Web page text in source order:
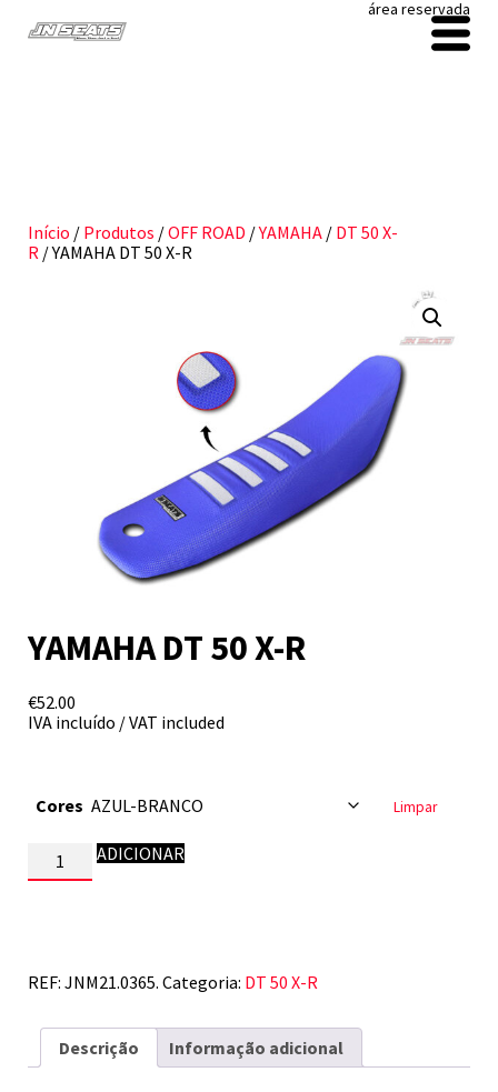
área reservada
Início / Produtos /OFF ROAD /YAMAHA / DT 50 X-
R / YAMAHA DT 50 X-R
YAMAHA DT 50 X-R
€52.00
IVA incluído / VAT included
Cores Limpar
Quantidade
R
ADICIONAR
REF: JNM21.0365. Categoria: DT 50 X-R
Descrição Informação adicional